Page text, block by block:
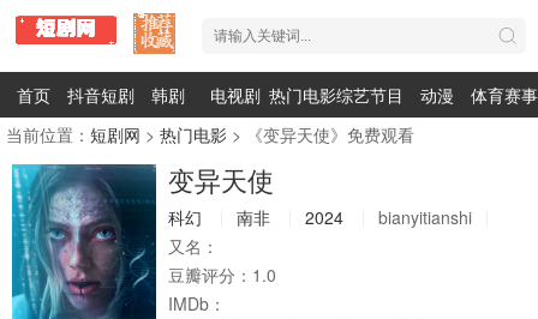
首页 抖音短剧 韩剧 电视剧 热门电影综艺节目 动漫
体育赛事
当前位置： 短剧网 > 热门电影 > 《变异天使》免费观看
变异天使
科幻 南非 2024
bianyitianshi
又名：
豆瓣评分： 1.0
IMDb：